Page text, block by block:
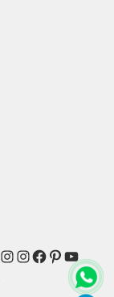
Instagram
Instagram
Facebook
Pinterest